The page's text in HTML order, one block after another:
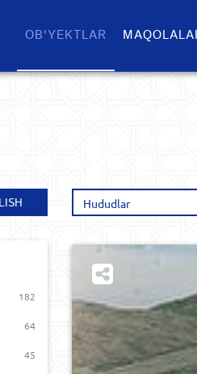
OB'YEKTLAR​
182
64
45
Hududlar